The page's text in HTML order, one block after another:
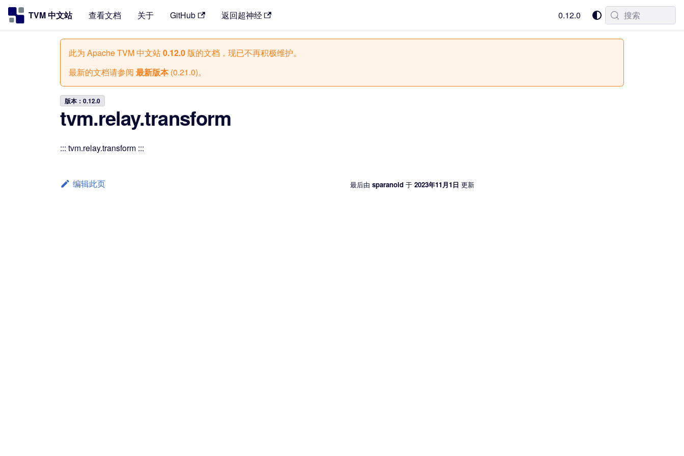
TVM 中文站 查看文档 关于 GitHub 返回超神经 0.12.0 搜索
此为 Apache TVM 中文站0.12.0 版的文档，现已不再积极维护。
最新的文档请参阅 最新版本(0.21.0)。
版本：0.12.0
tvm.relay.transform
::: tvm.relay.transform :::
编辑此页 最后由 sparanoid 于 2023年11月1日 更新